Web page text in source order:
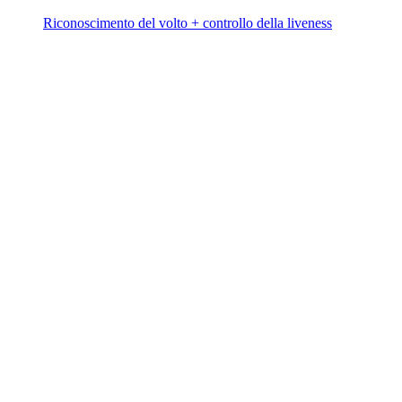
Riconoscimento del volto + controllo della liveness